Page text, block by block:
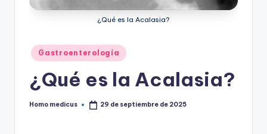
¿Qué es la Acalasia?
Publicado
en
Gastroenterología
¿Qué es la Acalasia?
Publicado
Homo medicus 29 de septiembre de 2025